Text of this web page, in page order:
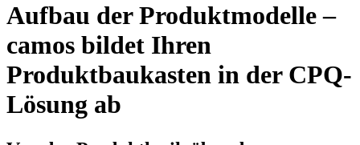
Aufbau der Produktmodelle –
camos bildet Ihren
Produktbaukasten in der CPQ-
Lösung ab